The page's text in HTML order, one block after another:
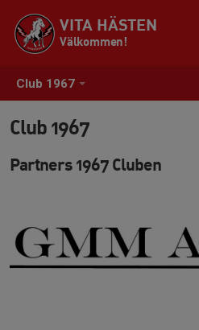
Club 1967
VITA HÄSTEN
Välkommen!
Club 1967
Partners 1967 Cluben